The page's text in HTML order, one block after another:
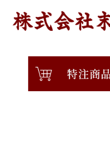
沿革・店舗案内